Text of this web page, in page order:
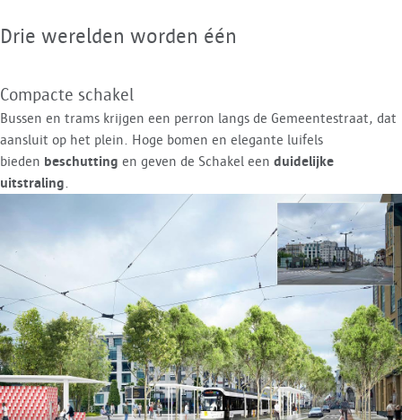
Drie werelden worden één
Compacte schakel
Bussen en trams krijgen een perron langs de Gemeentestraat, dat
aansluit op het plein. Hoge bomen en elegante luifels
bieden beschutting en geven de Schakel een duidelijke
uitstraling.